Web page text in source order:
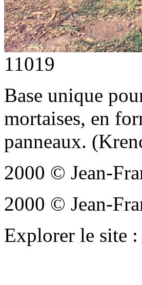
11019
Base unique
mortaises, en
panneaux.
2000 © Jean-
2000 © Jean-
Explorer le site :